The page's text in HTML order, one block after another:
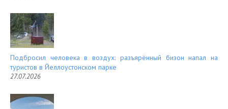
Подбросил человека в воздух: разъярённый бизон напал на
туристов в Йеллоустонском парке
27.07.2026